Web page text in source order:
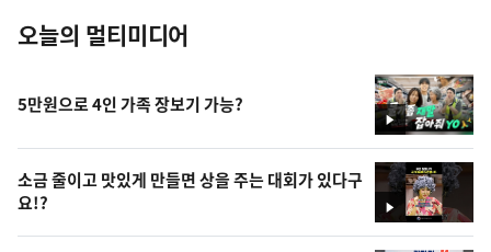
오늘의 멀티미디어
영
상
5만원으로 4인 가족 장보기 가능?
영
상
소금 줄이고 맛있게 만들면 상을 주는 대회가 있다구
요!?